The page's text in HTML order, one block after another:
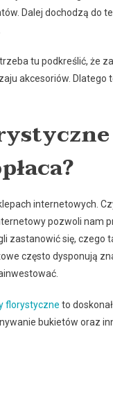
Dalej dochodzą do
tu podkreślić, że
akcesoriów.
internetowych.
pozwoli nam
zastanowić się,
często dysponują
florystyczne to
bukietów oraz